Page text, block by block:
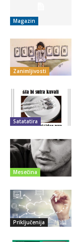
Magazin
Zanimljivosti
Satatatira
Mesečina
Priključenija